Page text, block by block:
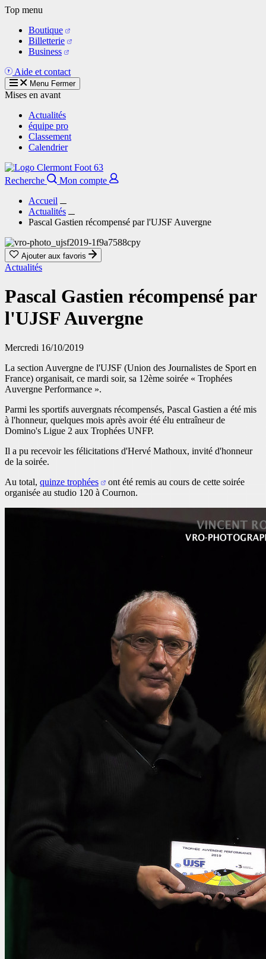
Aller
contenu
principal
Top menu
Boutique
Billetterie
Business
Aide et contact
Menu Fermer
Mises en avant
Actualités
équipe pro
Classement
Calendrier
Recherche
Mon compte
Accueil
Actualités
Pascal Gastien récompensé par l'UJSF Auvergne
Ajouter aux favoris
Actualités
Pascal Gastien récompensé par
l'UJSF Auvergne
Mercredi 16/10/2019
La section Auvergne de l'UJSF (Union des Journalistes de Sport en
France) organisait, ce mardi soir, sa 12ème soirée « Trophées
Auvergne Performance ».
Parmi les sportifs auvergnats récompensés, Pascal Gastien a été mis
à l'honneur, quelques mois après avoir été élu entraîneur de
Domino's Ligue 2 aux Trophées UNFP.
Il a pu recevoir les félicitations d'Hervé Mathoux, invité d'honneur
de la soirée.
Au total, quinze trophées
ont été remis au cours de cette soirée
organisée au studio 120 à Cournon.